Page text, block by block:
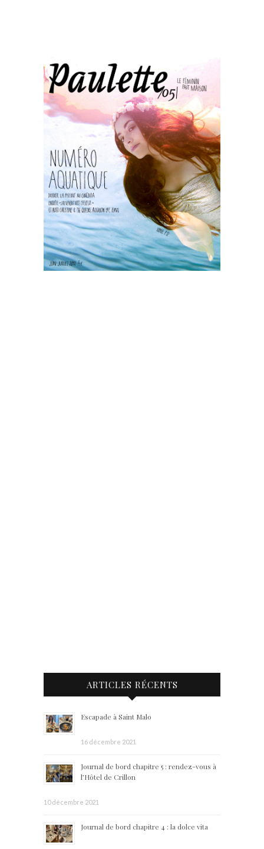
ARTICLES RÉCENTS
Escapade à Saint Malo
16 décembre 2021
Journal de bord chapitre 5 : rendez-vous à
l’Hôtel de Crillon
10 décembre 2021
Journal de bord chapitre 4 : la dolce vita